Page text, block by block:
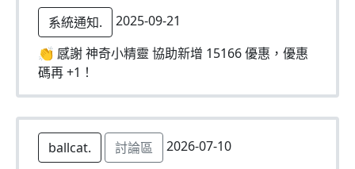
系統通知.
2025-09-21
👏 感謝 神奇小精靈 協助新增 15166 優惠，優惠
碼再 +1！
ballcat. 討論區
2026-07-10